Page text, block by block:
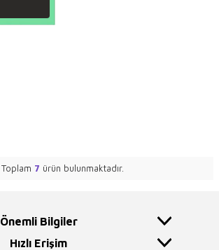
Toplam 7 ürün bulunmaktadır.
Önemli Bilgiler
Hızlı Erişim